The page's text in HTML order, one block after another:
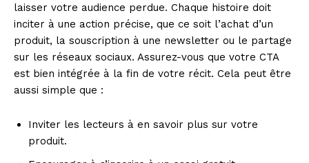
laisser votre audience perdue. Chaque histoire doit
inciter à une action précise, que ce soit l’achat d’un
produit, la souscription à une newsletter ou le partage
sur les réseaux sociaux. Assurez-vous que votre CTA
est bien intégrée à la fin de votre récit. Cela peut être
aussi simple que :
Inviter les lecteurs à en savoir plus sur votre
produit.